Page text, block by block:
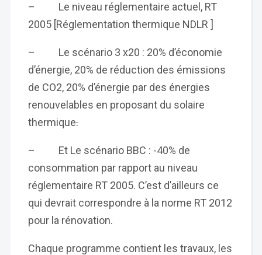
– Le niveau réglementaire actuel, RT
2005 [Réglementation thermique NDLR ]
– Le scénario 3 x20 : 20% d’économie
d’énergie, 20% de réduction des émissions
de CO2, 20% d’énergie par des énergies
renouvelables en proposant du solaire
thermique.
– Et Le scénario BBC : -40% de
consommation par rapport au niveau
réglementaire RT 2005. C’est d’ailleurs ce
qui devrait correspondre à la norme RT 2012
pour la rénovation.
Chaque programme contient les travaux, les